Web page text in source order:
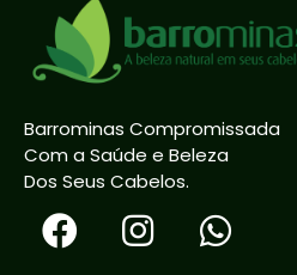
Barrominas Compromissada
Com a Saúde e Beleza
Dos Seus Cabelos.